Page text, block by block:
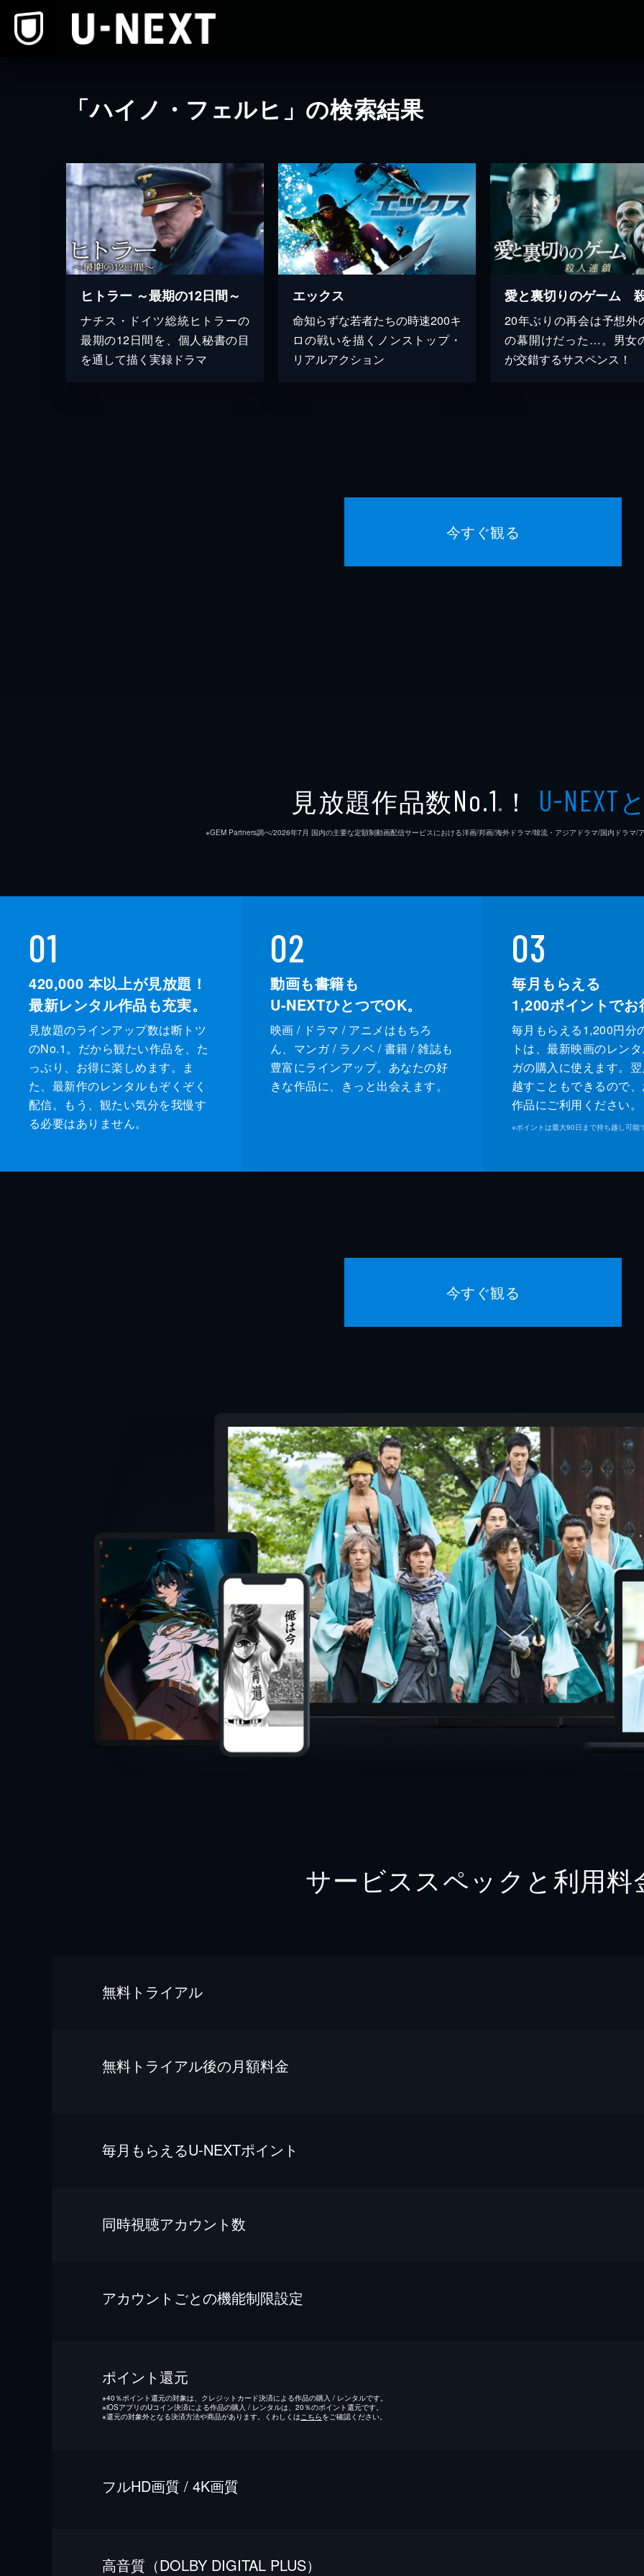
「ハイノ・フェルヒ」の検索結果
ヒトラー ～最期の12日間～
ナチス・ドイツ総統ヒトラーの
最期の12日間を、個人秘書の目
を通して描く実録ドラマ
エックス
命知らずな若者たちの時速200キ
ロの戦いを描くノンストップ・
リアルアクション
20年ぶりの再会は予想外
の幕開けだった…。男女
が交錯するサスペンス！
今すぐ観る
見放題作品数No.1 ※ ！ U-NEXT
※GEM Partners調べ/2026年7⽉ 国内の主要な定額制動画配信サービスにおける洋画/邦画/海外ドラマ/韓流・アジアドラマ/国内ドラマ/
01
420,000 本以上が見放題！
最新レンタル作品も充実。
見放題のラインアップ数は断トツ
のNo.1。だから観たい作品を、た
っぷり、お得に楽しめます。ま
た、最新作のレンタルもぞくぞく
配信。もう、観たい気分を我慢す
る必要はありません。
02
動画も書籍も
U-NEXTひとつでOK。
映画 / ドラマ / アニメはもちろ
ん、マンガ / ラノベ / 書籍 / 雑誌も
豊富にラインアップ。あなたの好
きな作品に、きっと出会えます。
03
毎月もらえる
1,200ポイントでお
毎月もらえる1,200円分
トは、最新映画のレン
ガの購入に使えます。
越すこともできるので
作品にご利用ください。
※ポイントは最大90日まで持ち越し可能
今すぐ観る
サービススペックと利用料
無料トライアル
無料トライアル後の⽉額料金
毎⽉もらえるU-NEXTポイント
同時視聴アカウント数
アカウントごとの機能制限設定
ポイント還元
※40％ポイント還元の対象は、クレジットカード決済による作品の購入 / レンタルです。
※iOSアプリのUコイン決済による作品の購入 / レンタルは、20％のポイント還元です。
※還元の対象外となる決済方法や商品があります。くわしくは こちらをご確認ください。
フルHD画質 / 4K画質
⾼⾳質（DOLBY DIGITAL PLUS）